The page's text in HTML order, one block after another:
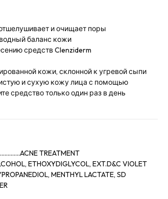
и очищает поры
баланс кожи
средств Clenziderm
кожи, склонной к угревой сыпи
и сухую кожу лица с помощью
средство только один раз в день
TREATMENT
ETHOXYDIGLYCOL, EXT.D&C VIOLET